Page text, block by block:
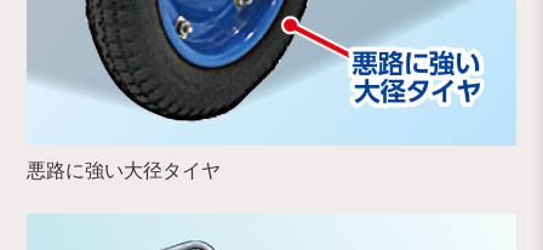
悪路に強い大径タイヤ